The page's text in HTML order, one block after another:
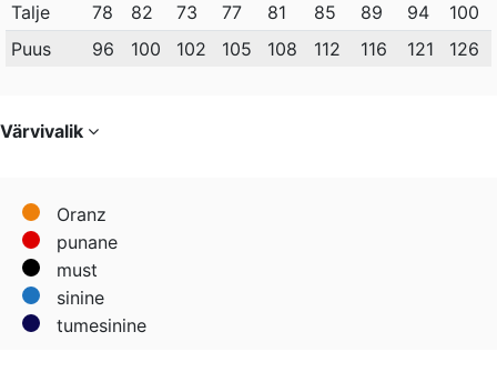
Talje
78 82 73 77 81 85 89 94
100
Puus
96 100 102 105 108 112 116 121 126
Värvivalik
Oranz
punane
must
sinine
tumesinine